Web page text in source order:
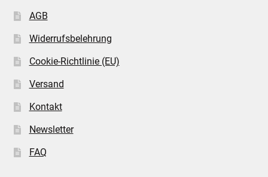
AGB
Widerrufsbelehrung
Cookie-Richtlinie (EU)
Versand
Kontakt
Newsletter
FAQ